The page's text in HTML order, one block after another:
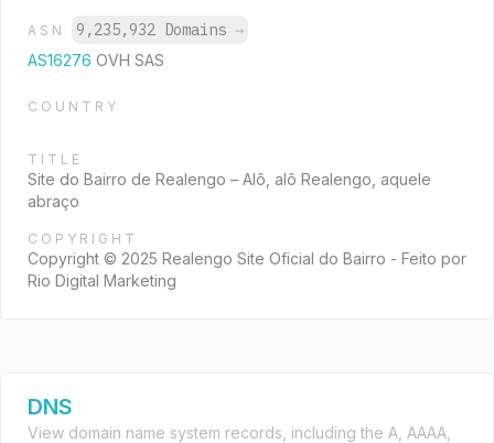
ASN 9,235,932 Domains →
AS16276 OVH SAS
COUNTRY
TITLE
Site do Bairro de Realengo – Alô, alô Realengo, aquele
abraço
COPYRIGHT
Copyright © 2025 Realengo Site Oficial do Bairro - Feito por
Rio Digital Marketing
DNS
View domain name system records, including the A, AAAA,